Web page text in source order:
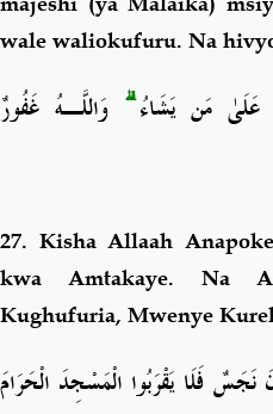
wale waliokufuru. Na
مَن يَشَاءُۗ وَاللَّـهُ غَفُورٌ
27. Kisha Allaah
kwa Amtakaye. Na
Kughufuria, Mwenye
نَجَسٌ فَلَا يَقْرَبُوا الْمَسْجِدَ الْحَرَامَ